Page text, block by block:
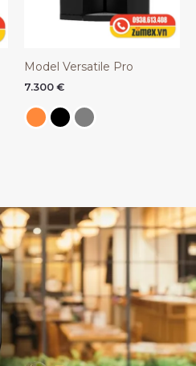
Model Versatile Pro
7.300 €